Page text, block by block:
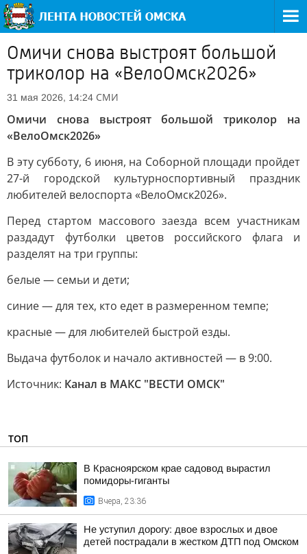
Омичи снова выстроят большой
триколор на «ВелоОмск2026»
31 мая 2026, 14:24 СМИ
Омичи снова выстроят большой триколор на
«ВелоОмск2026»
В эту субботу, 6 июня, на Соборной площади пройдет
27-й городской культурноспортивный праздник
любителей велоспорта «ВелоОмск2026».
Перед стартом массового заезда всем участникам
раздадут футболки цветов российского флага и
разделят на три группы:
белые — семьи и дети;
синие — для тех, кто едет в размеренном темпе;
красные — для любителей быстрой езды.
Выдача футболок и начало активностей — в 9:00.
Источник: Канал в МАКС "ВЕСТИ ОМСК"
ТОП
В Красноярском крае садовод вырастил
помидоры-гиганты
Вчера, 23:36
Не уступил дорогу: двое взрослых и двое
детей пострадали в жестком ДТП под Омском